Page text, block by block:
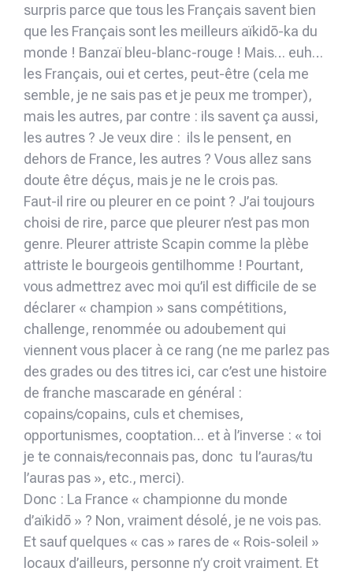
surpris parce que tous les Français savent bien
que les Français sont les meilleurs aïkidō-ka du
monde ! Banzaï bleu-blanc-rouge ! Mais… euh…
les Français, oui et certes, peut-être (cela me
semble, je ne sais pas et je peux me tromper),
mais les autres, par contre : ils savent ça aussi,
les autres ? Je veux dire : ils le pensent, en
dehors de France, les autres ? Vous allez sans
doute être déçus, mais je ne le crois pas.
Faut-il rire ou pleurer en ce point ? J’ai toujours
choisi de rire, parce que pleurer n’est pas mon
genre. Pleurer attriste Scapin comme la plèbe
attriste le bourgeois gentilhomme ! Pourtant,
vous admettrez avec moi qu’il est difficile de se
déclarer « champion » sans compétitions,
challenge, renommée ou adoubement qui
viennent vous placer à ce rang (ne me parlez pas
des grades ou des titres ici, car c’est une histoire
de franche mascarade en général :
copains/copains, culs et chemises,
opportunismes, cooptation… et à l’inverse : « toi
je te connais/reconnais pas, donc tu l’auras/tu
l’auras pas », etc., merci).
Donc : La France « championne du monde
d’aïkidō » ? Non, vraiment désolé, je ne vois pas.
Et sauf quelques « cas » rares de « Rois-soleil »
locaux d’ailleurs, personne n’y croit vraiment. Et